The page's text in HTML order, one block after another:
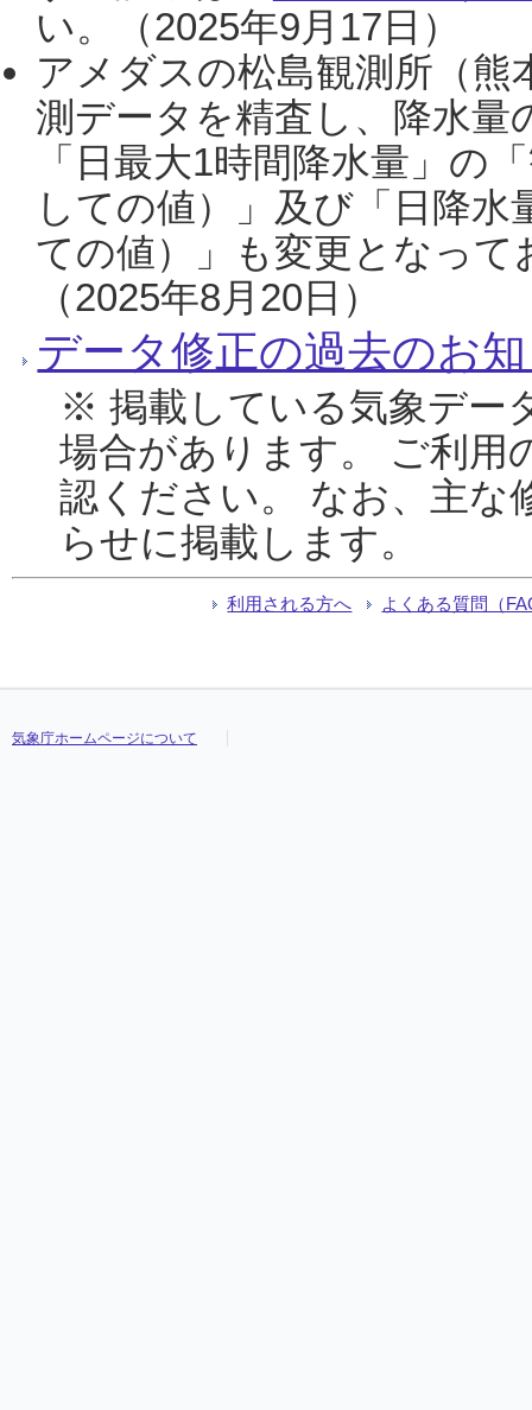
い。（2025年9月17日）
アメダスの松島観測所（熊
測データを精査し、降水
「日最大1時間降水量」の
しての値）」及び「日降
ての値）」も変更となっ
（2025年8月20日）
データ修正の過去のお
※ 掲載している気象デー
場合があります。 ご利用
認ください。 なお、主な
らせに掲載します。
利用される方へ よくある質問（
気象庁ホームページについて